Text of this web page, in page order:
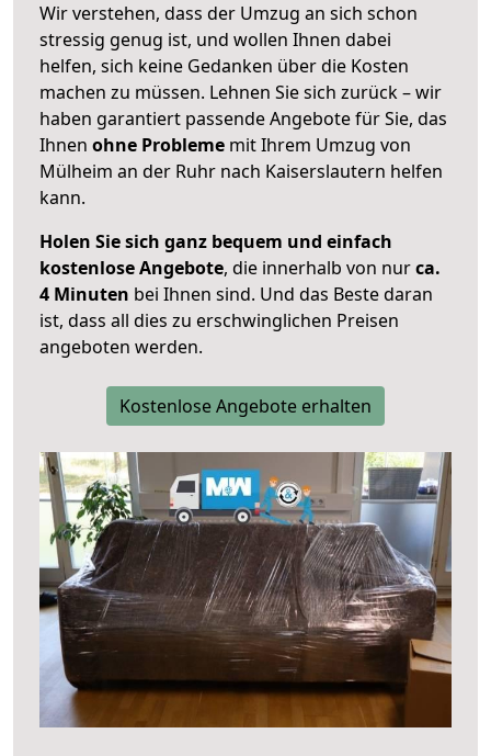
Wir verstehen, dass der Umzug an sich schon
stressig genug ist, und wollen Ihnen dabei
helfen, sich keine Gedanken über die Kosten
machen zu müssen. Lehnen Sie sich zurück – wir
haben garantiert passende Angebote für Sie, das
Ihnen ohne Probleme mit Ihrem Umzug von
Mülheim an der Ruhr nach Kaiserslautern helfen
kann.
Holen Sie sich ganz bequem und einfach
kostenlose Angebote, die innerhalb von nurca.
4 Minuten bei Ihnen sind. Und das Beste daran
ist, dass all dies zu erschwinglichen Preisen
angeboten werden.
Kostenlose Angebote erhalten